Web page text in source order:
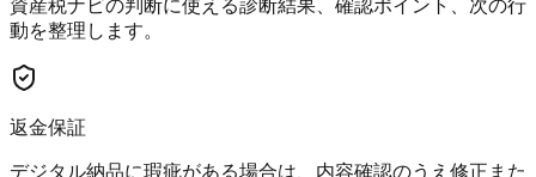
資産税ナビの判断に使える診断結果、確認ポイント、次の行
動を整理します。
返金保証
デジタル納品に瑕疵がある場合は、内容確認のうえ修正また